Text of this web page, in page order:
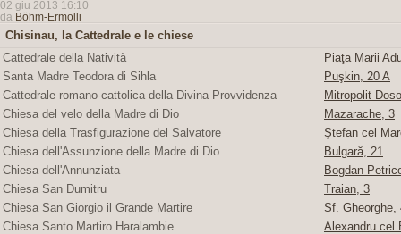
02 giu 2013 16:10
da Böhm-Ermolli
Chisinau, la Cattedrale e le chiese
Cattedrale della Natività
Piaţa Marii
Santa Madre Teodora di Sihla
Puşkin, 20 A
Cattedrale romano-cattolica della Divina Provvidenza
Mitropolit
Chiesa del velo della Madre di Dio
Mazarache, 3
Chiesa della Trasfigurazione del Salvatore
Ştefan cel
Chiesa dell'Assunzione della Madre di Dio
Bulgară, 21
Chiesa dell'Annunziata
Bogdan
Chiesa San Dumitru
Traian, 3
Chiesa San Giorgio il Grande Martire
Sf. Gheorghe,
Chiesa Santo Martiro Haralambie
Alexandru cel